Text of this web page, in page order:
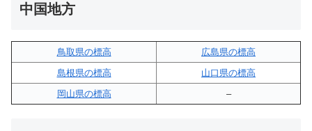
中国地方
鳥取県の標高
広島県の標高
島根県の標高
山口県の標高
岡山県の標高
–